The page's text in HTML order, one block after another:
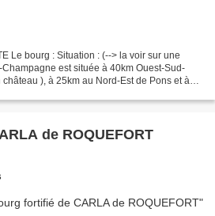
Le bourg : Situation : (--> la voir sur une
est située à 40km Ouest-Sud-
), à 25km au Nord-Est de Pons et à
de ROQUEFORT